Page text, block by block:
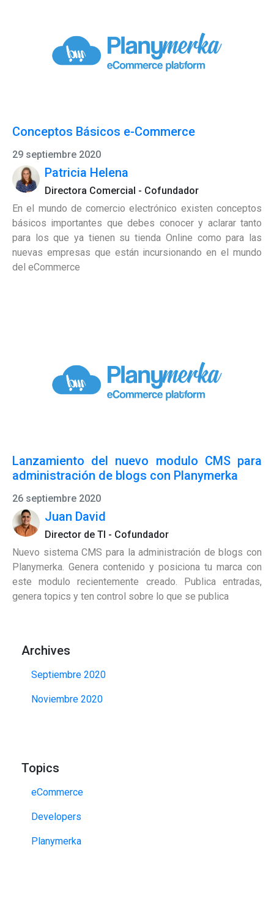
Conceptos Básicos e-Commerce
29 septiembre 2020
Patricia Helena
Directora Comercial - Cofundador
En el mundo de comercio electrónico existen conceptos
básicos importantes que debes conocer y aclarar tanto
para los que ya tienen su tienda Online como para las
nuevas empresas que están incursionando en el mundo
del eCommerce
Lanzamiento del nuevo modulo CMS para
administración de blogs con Planymerka
26 septiembre 2020
Juan David
Director de TI - Cofundador
Nuevo sistema CMS para la administración de blogs con
Planymerka. Genera contenido y posiciona tu marca con
este modulo recientemente creado. Publica entradas,
genera topics y ten control sobre lo que se publica
Archives
Septiembre 2020
Noviembre 2020
Topics
eCommerce
Developers
Planymerka